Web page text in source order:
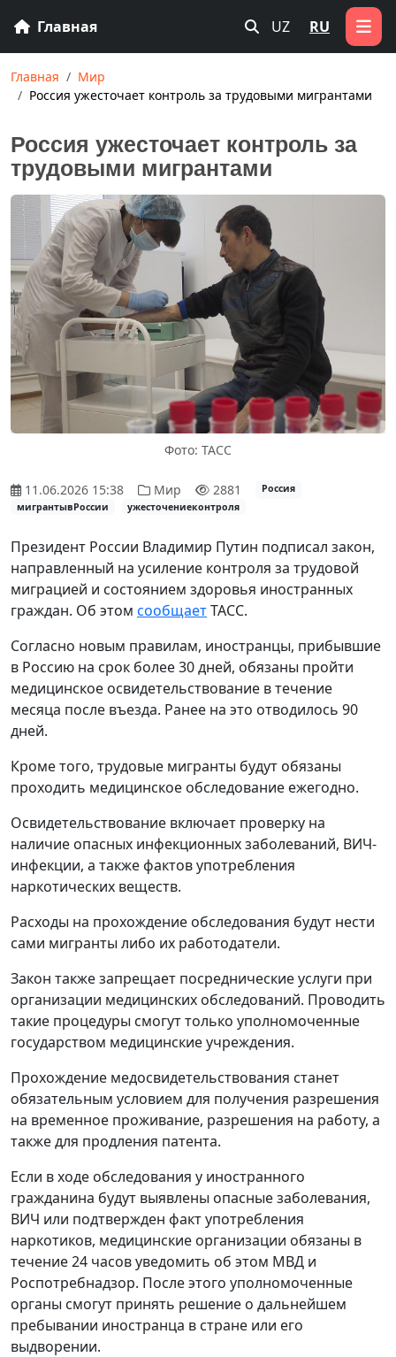
Главная UZ RU
Главная
Мир
Россия ужесточает контроль за трудовыми мигрантами
Россия ужесточает контроль за
трудовыми мигрантами
Фото: ТАСС
11.06.2026 15:38 Мир 2881
Россия
мигрантывРоссии
ужесточениеконтроля
Президент России Владимир Путин подписал закон,
направленный на усиление контроля за трудовой
миграцией и состоянием здоровья иностранных
граждан. Об этом сообщаетТАСС.
Согласно новым правилам, иностранцы, прибывшие
в Россию на срок более 30 дней, обязаны пройти
медицинское освидетельствование в течение
месяца после въезда. Ранее на это отводилось 90
дней.
Кроме того, трудовые мигранты будут обязаны
проходить медицинское обследование ежегодно.
Освидетельствование включает проверку на
наличие опасных инфекционных заболеваний, ВИЧ-
инфекции, а также фактов употребления
наркотических веществ.
Расходы на прохождение обследования будут нести
сами мигранты либо их работодатели.
Закон также запрещает посреднические услуги при
организации медицинских обследований. Проводить
такие процедуры смогут только уполномоченные
государством медицинские учреждения.
Прохождение медосвидетельствования станет
обязательным условием для получения разрешения
на временное проживание, разрешения на работу, а
также для продления патента.
Если в ходе обследования у иностранного
гражданина будут выявлены опасные заболевания,
ВИЧ или подтвержден факт употребления
наркотиков, медицинские организации обязаны в
течение 24 часов уведомить об этом МВД и
Роспотребнадзор. После этого уполномоченные
органы смогут принять решение о дальнейшем
пребывании иностранца в стране или его
выдворении.